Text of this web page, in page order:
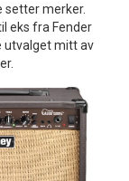
setter merker.
eks fra Fender
utvalget mitt av